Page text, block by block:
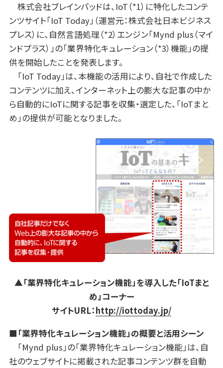
株式会社ブレインパッドは、IoT（*1）に特化したコンテ
ンツサイト「IoT Today」（運営元：株式会社日本ビジネス
プレス）に、自然言語処理（*2）エンジン「Mynd plus（マイ
ンドプラス）」の「業界特化キュレーション（*3）機能」の提
供を開始したことを発表します。
「IoT Today」は、本機能の活用により、自社で作成した
コンテンツに加え、インターネット上の膨大な記事の中か
ら自動的にIoTに関する記事を収集・選定した、「IoTまと
め」の提供が可能となりました。
▲「業界特化キュレーション機能」を導入した「IoTまと
め」コーナー
サイトURL：http://iottoday.jp/
■「業界特化キュレーション機能」の概要と活用シーン
「Mynd plus」の「業界特化キュレーション機能」は、自
社のウェブサイトに掲載された記事コンテンツ群を自動